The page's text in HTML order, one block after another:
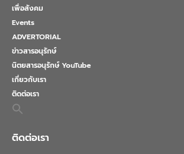
เพื่อสังคม
Events
ADVERTORIAL
ข่าวสารอนุรักษ์
นิตยสารอนุรักษ์ YouTube
เกี่ยวกับเรา
ติดต่อเรา
Search
for:
ติดต่อเรา